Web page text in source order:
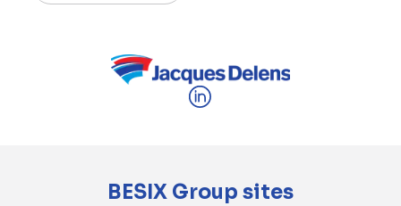
BESIX Group sites